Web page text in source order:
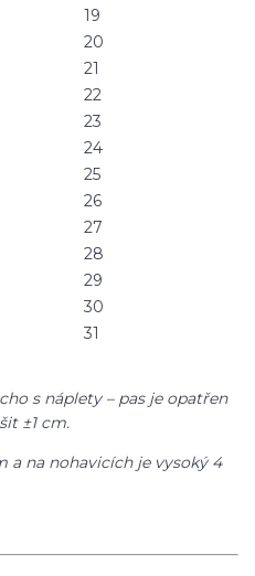
19
20
21
22
23
24
25
26
27
28
29
30
31
s náplety – pas je opatřen
±1 cm.
a na nohavicích je vysoký 4